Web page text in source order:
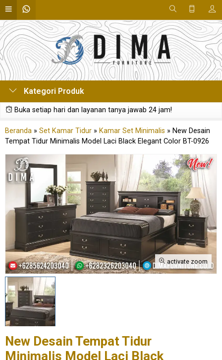
Kategori Produk
Buka setiap hari dan layanan tanya jawab 24 jam!
Beranda » Set Kamar Tidur » Kamar Set Minimalis » New Desain
Tempat Tidur Minimalis Model Laci Black Elegant Color BT-0926
activate zoom
New Desain Tempat Tidur
Minimalis Model Laci Black